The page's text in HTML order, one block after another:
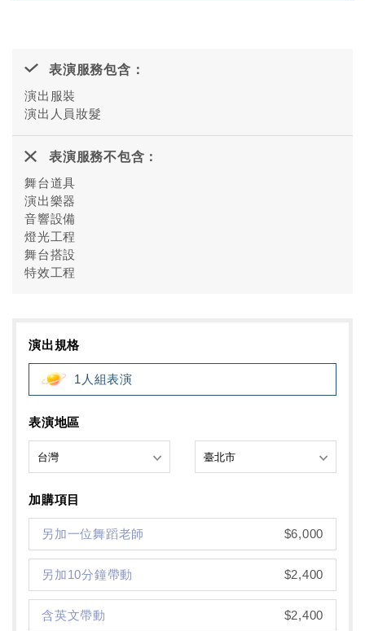
表演服務包含：
演出服裝
演出人員妝髮
表演服務不包含：
舞台道具
演出樂器
音響設備
燈光工程
舞台搭設
特效工程
演出規格
1人組表演
表演地區
加購項目
$6,000
另加一位舞蹈老師
$2,400
另加10分鐘帶動
$2,400
含英文帶動